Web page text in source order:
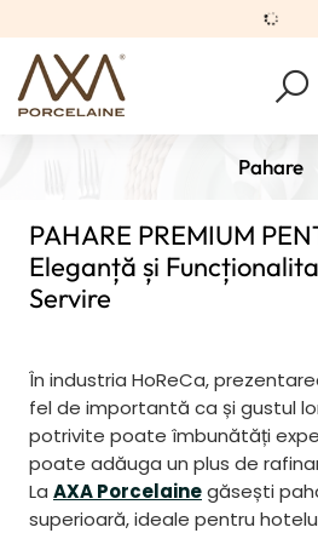
Pahare
PAHARE PREMIUM
Eleganță și
Servire
În industria HoReCa,
fel de importantă ca și gustul
potrivite poate îmbunătăți
poate adăuga un plus de
La AXA Porcelainegăsești
superioară, ideale pentru